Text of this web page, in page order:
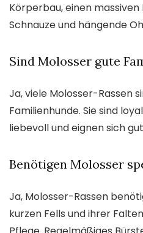
Körperbau, einen massiven
Schnauze und hängende
Sind Molosser gute
Ja, viele Molosser-Rassen
Familienhunde. Sie sind
liebevoll und eignen sich
Benötigen Molosser
Ja, Molosser-Rassen
kurzen Fells und ihrer